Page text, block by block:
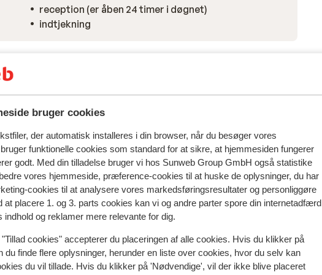
bruger cookies
der automatisk installeres i din browser, når du besøger vores
funktionelle cookies som standard for at sikre, at hjemmesiden fungerer
godt. Med din tilladelse bruger vi hos Sunweb Group GmbH også statistike
vores hjemmeside, præference-cookies til at huske de oplysninger, du har
cookies til at analysere vores markedsføringsresultater og personliggøre
at placere 1. og 3. parts cookies kan vi og andre parter spore din internetadfærd
indhold og reklamer mere relevante for dig.
cookies" accepterer du placeringen af alle cookies. Hvis du klikker på
du finde flere oplysninger, herunder en liste over cookies, hvor du selv kan
du vil tillade. Hvis du klikker på 'Nødvendige', vil der ikke blive placeret
reception (er åben 24 timer i døgnet)
indtjekning
deres oplevelser med vores produkt. Mere om anmeldelser